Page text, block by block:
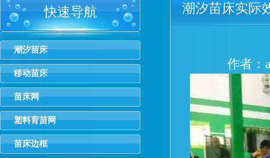
快速导航
潮汐苗床
移动苗床
苗床网
塑料育苗网
苗床边框
潮汐苗床实际
作者：